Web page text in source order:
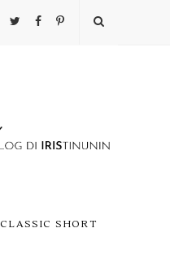
CLASSIC SHORT